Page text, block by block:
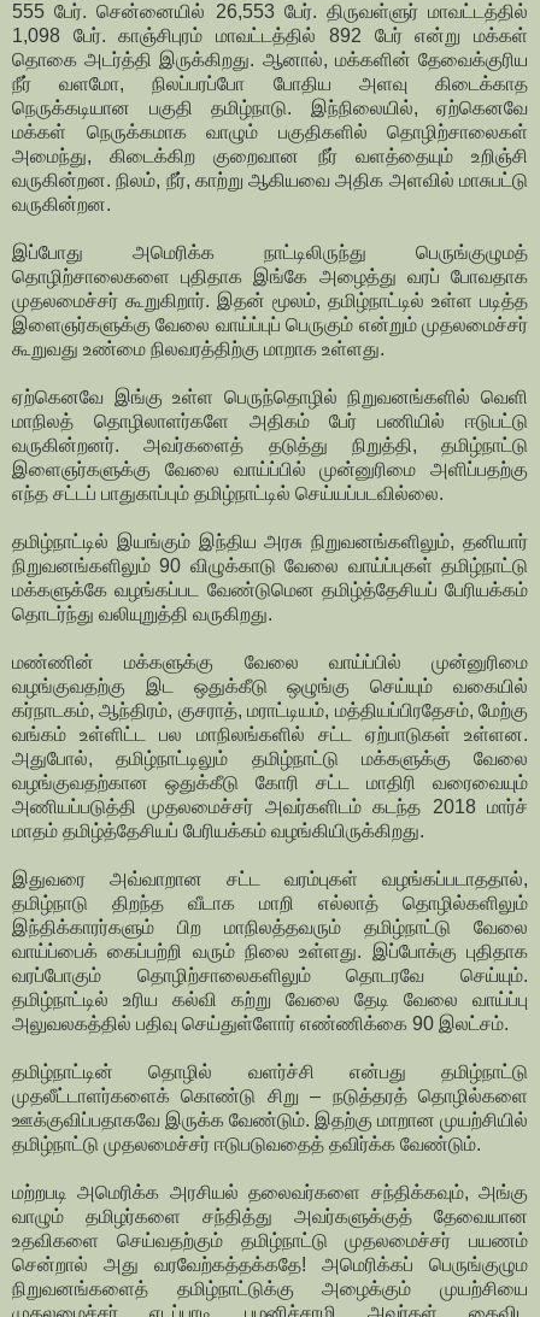
555 பேர். சென்னையில் 26,553 பேர். திருவள்ளுர் மாவட்டத்தில்
1,098 பேர். காஞ்சிபுரம் மாவட்டத்தில் 892 பேர் என்று மக்கள்
தொகை அடர்த்தி இருக்கிறது. ஆனால், மக்களின் தேவைக்குரிய
நீர் வளமோ, நிலப்பரப்போ போதிய அளவு கிடைக்காத
நெருக்கடியான பகுதி தமிழ்நாடு. இந்நிலையில், ஏற்கெனவே
மக்கள் நெருக்கமாக வாழும் பகுதிகளில் தொழிற்சாலைகள்
அமைந்து, கிடைக்கிற குறைவான நீர் வளத்தையும் உறிஞ்சி
வருகின்றன. நிலம், நீர், காற்று ஆகியவை அதிக அளவில் மாசுபட்டு
வருகின்றன.
இப்போது அமெரிக்க நாட்டிலிருந்து பெருங்குழுமத்
தொழிற்சாலைகளை புதிதாக இங்கே அழைத்து வரப் போவதாக
முதலமைச்சர் கூறுகிறார். இதன் மூலம், தமிழ்நாட்டில் உள்ள படித்த
இளைஞர்களுக்கு வேலை வாய்ப்புப் பெருகும் என்றும் முதலமைச்சர்
கூறுவது உண்மை நிலவரத்திற்கு மாறாக உள்ளது.
ஏற்கெனவே இங்கு உள்ள பெருந்தொழில் நிறுவனங்களில் வெளி
மாநிலத் தொழிலாளர்களே அதிகம் பேர் பணியில் ஈடுபட்டு
வருகின்றனர். அவர்களைத் தடுத்து நிறுத்தி, தமிழ்நாட்டு
இளைஞர்களுக்கு வேலை வாய்ப்பில் முன்னுரிமை அளிப்பதற்கு
எந்த சட்டப் பாதுகாப்பும் தமிழ்நாட்டில் செய்யப்படவில்லை.
தமிழ்நாட்டில் இயங்கும் இந்திய அரசு நிறுவனங்களிலும், தனியார்
நிறுவனங்களிலும் 90 விழுக்காடு வேலை வாய்ப்புகள் தமிழ்நாட்டு
மக்களுக்கே வழங்கப்பட வேண்டுமென தமிழ்த்தேசியப் பேரியக்கம்
தொடர்ந்து வலியுறுத்தி வருகிறது.
மண்ணின் மக்களுக்கு வேலை வாய்ப்பில் முன்னுரிமை
வழங்குவதற்கு இட ஒதுக்கீடு ஒழுங்கு செய்யும் வகையில்
கர்நாடகம், ஆந்திரம், குசராத், மராட்டியம், மத்தியப்பிரதேசம், மேற்கு
வங்கம் உள்ளிட்ட பல மாநிலங்களில் சட்ட ஏற்பாடுகள் உள்ளன.
அதுபோல், தமிழ்நாட்டிலும் தமிழ்நாட்டு மக்களுக்கு வேலை
வழங்குவதற்கான ஒதுக்கீடு கோரி சட்ட மாதிரி வரைவையும்
அணியப்படுத்தி முதலமைச்சர் அவர்களிடம் கடந்த 2018 மார்ச்
மாதம் தமிழ்த்தேசியப் பேரியக்கம் வழங்கியிருக்கிறது.
இதுவரை அவ்வாறான சட்ட வரம்புகள் வழங்கப்படாததால்,
தமிழ்நாடு திறந்த வீடாக மாறி எல்லாத் தொழில்களிலும்
இந்திக்காரர்களும் பிற மாநிலத்தவரும் தமிழ்நாட்டு வேலை
வாய்ப்பைக் கைப்பற்றி வரும் நிலை உள்ளது. இப்போக்கு புதிதாக
வரப்போகும் தொழிற்சாலைகளிலும் தொடரவே செய்யும்.
தமிழ்நாட்டில் உரிய கல்வி கற்று வேலை தேடி வேலை வாய்ப்பு
அலுவலகத்தில் பதிவு செய்துள்ளோர் எண்ணிக்கை 90 இலட்சம்.
தமிழ்நாட்டின் தொழில் வளர்ச்சி என்பது தமிழ்நாட்டு
முதலீட்டாளர்களைக் கொண்டு சிறு – நடுத்தரத் தொழில்களை
ஊக்குவிப்பதாகவே இருக்க வேண்டும். இதற்கு மாறான முயற்சியில்
தமிழ்நாட்டு முதலமைச்சர் ஈடுபடுவதைத் தவிர்க்க வேண்டும்.
மற்றபடி அமெரிக்க அரசியல் தலைவர்களை சந்திக்கவும், அங்கு
வாழும் தமிழர்களை சந்தித்து அவர்களுக்குத் தேவையான
உதவிகளை செய்வதற்கும் தமிழ்நாட்டு முதலமைச்சர் பயணம்
சென்றால் அது வரவேற்கத்தக்கதே! அமெரிக்கப் பெருங்குழும
நிறுவனங்களைத் தமிழ்நாட்டுக்கு அழைக்கும் முயற்சியை
முதலமைச்சர் எடப்பாடி பழனிச்சாமி அவர்கள் கைவிட